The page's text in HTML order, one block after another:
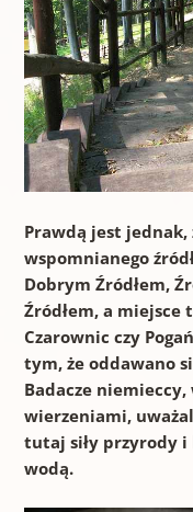
Prawdą jest jednak,
wspomnianego
Dobrym Źródłem,
Źródłem, a miejsce
Czarownic czy
tym, że oddawano
Badacze
wierzeniami,
tutaj siły przyrody i
wodą.